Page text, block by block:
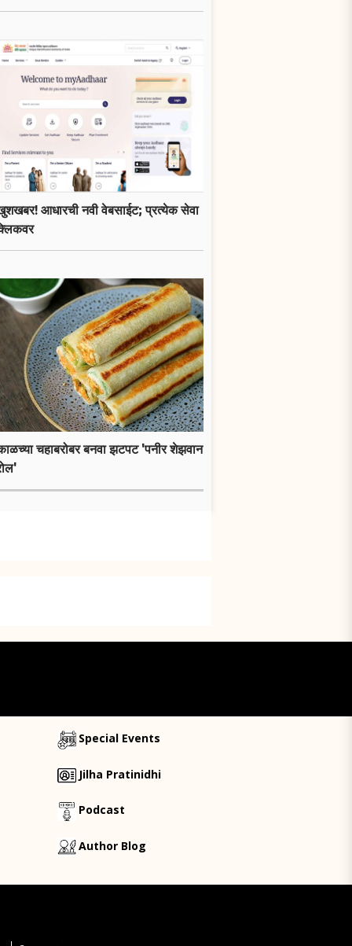
आधारची नवी वेबसाईट; प्रत्येक सेवा
चहाबरोबर बनवा झटपट 'पनीर शेझवान
Special Events
Jilha Pratinidhi
Podcast
Author Blog